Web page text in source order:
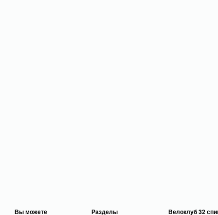
Вы можете Разделы Велоклуб 32